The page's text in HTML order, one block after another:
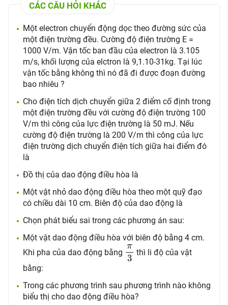
CÁC CÂU HỎI KHÁC
Một electron chuyển động dọc theo đường sức của
một điện trường đều. Cường độ điện trường E =
1000 V/m. Vận tốc ban đầu của electron là 3.105
m/s, khối lượng của elctron là 9,1.10-31kg. Tại lúc
vận tốc bằng không thì nó đã đi được đoạn đường
bao nhiêu ?
Cho điện tích dịch chuyển giữa 2 điểm cố định trong
một điện trường đều với cường độ điện trường 100
V/m thì công của lực điện trường là 50 mJ. Nếu
cường độ điện trường là 200 V/m thì công của lực
điện trường dịch chuyển điện tích giữa hai điểm đó
là
Đồ thị của dao động điều hòa là
Một vật nhỏ dao động điều hòa theo một quỹ đạo
có chiều dài 10 cm. Biên độ của dao động là
Chọn phát biểu sai trong các phương án sau:
Một vật dao động điều hòa với biên độ bằng 4 cm.
Khi pha của dao động bằng
π
3
π3
thì li độ của vật
bằng:
Trong các phương trình sau phương trình nào không
biểu thị cho dao động điều hòa?